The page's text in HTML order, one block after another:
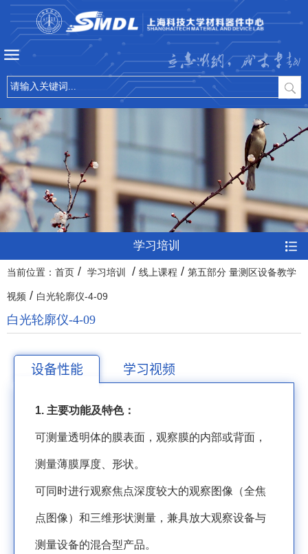
立志微纳，成才卓越
学习培训
当前位置： 首页 / 学习培训 / 线上课程 / 第五部分 量测区设备教学
视频 / 白光轮廓仪-4-09
白光轮廓仪-4-09
设备性能 学习视频
1. 主要功能及特色：
可测量透明体的膜表面，观察膜的内部或背面，
测量薄膜厚度、形状。
可同时进行观察焦点深度较大的观察图像（全焦
点图像）和三维形状测量，兼具放大观察设备与
测量设备的混合型产品。